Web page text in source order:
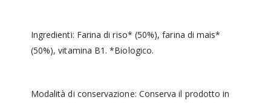
Ingredienti: Farina di riso* (50%), farina di mais*
(50%), vitamina B1. *Biologico.
Modalità di conservazione: Conserva il prodotto in